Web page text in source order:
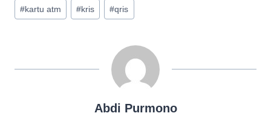
#kartu atm #kris #qris
Abdi Purmono